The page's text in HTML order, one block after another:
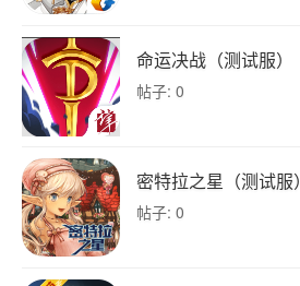
命运决战（测试服）
帖子: 0
密特拉之星（测试服）
帖子: 0